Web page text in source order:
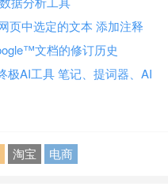
页中选定的文本 添加注释
文档的修订历史
极AI工具 笔记、提词器、AI
淘宝 电商